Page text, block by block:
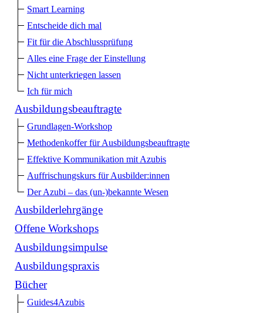
Smart Learning
Entscheide dich mal
Fit für die Abschlussprüfung
Alles eine Frage der Einstellung
Nicht unterkriegen lassen
Ich für mich
Ausbildungsbeauftragte
Grundlagen-Workshop
Methodenkoffer für Ausbildungsbeauftragte
Effektive Kommunikation mit Azubis
Auffrischungskurs für Ausbilder:innen
Der Azubi – das (un-)bekannte Wesen
Ausbilderlehrgänge
Offene Workshops
Ausbildungsimpulse
Ausbildungspraxis
Bücher
Guides4Azubis